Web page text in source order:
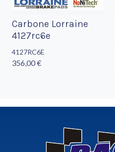
Carbone Lorraine
4127rc6e
4127RC6E
356,00 €